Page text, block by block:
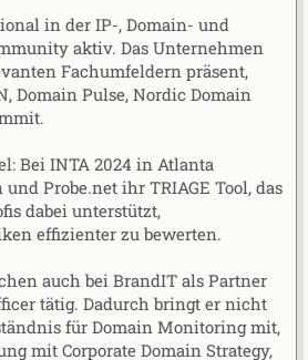
in der IP-, Domain- und
aktiv. Das Unternehmen
Fachumfeldern präsent,
Domain Pulse, Nordic Domain
Bei INTA 2024 in Atlanta
Probe.net ihr TRIAGE Tool, das
dabei unterstützt,
effizienter zu bewerten.
auch bei BrandIT als Partner
tätig. Dadurch bringt er nicht
für Domain Monitoring mit,
mit Corporate Domain Strategy,